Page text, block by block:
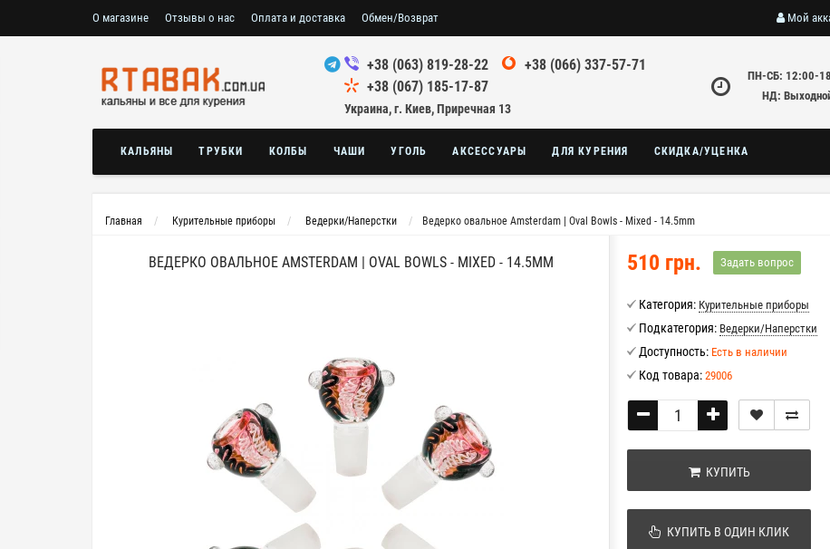
О магазине Отзывы о нас Оплата и доставка Обмен/Возврат Мой
+38 (063) 819-28-22
+38 (066) 337-57-71
+38 (067) 185-17-87
Украина, г. Киев, Приречная 13
ПН-СБ: 12:00-
НД:
КАЛЬЯНЫ ТРУБКИ КОЛБЫ ЧАШИ УГОЛЬ АКСЕССУАРЫ ДЛЯ КУРЕНИЯ СКИДКА/УЦЕНКА
Главная Курительные приборы Ведерки/Наперстки Ведерко овальное Amsterdam | Oval Bowls - Mixed - 14.5mm
ВЕДЕРКО ОВАЛЬНОЕ AMSTERDAM | OVAL BOWLS - MIXED - 14.5MM 510 грн. Задать вопрос
Категория: Курительные приборы
Подкатегория: Ведерки/Наперстки
Доступность: Есть в наличии
Код товара: 29006
КУПИТЬ
КУПИТЬ В ОДИН КЛИК